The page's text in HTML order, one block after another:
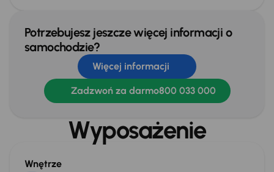
Potrzebujesz jeszcze więcej informacji o
samochodzie?
Więcej informacji
Zadzwoń za darmo800 033 000
Wyposażenie
Wnętrze